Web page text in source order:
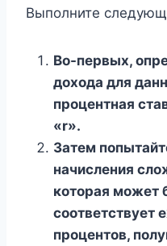
Выполните
Во-первых,
дохода для
процентная
«r».
Затем
начисления
которая может
соответствует
процентов,